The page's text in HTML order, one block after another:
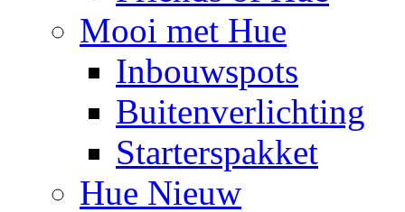
Mooi met Hue
Inbouwspots
Buitenverlichting
Starterspakket
Hue Nieuw